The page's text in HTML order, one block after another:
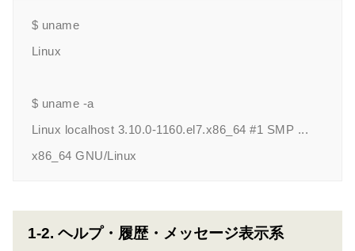
$ uname
Linux
$ uname -a
Linux localhost 3.10.0-1160.el7.x86_64 #1 SMP ...
1-2. ヘルプ・履歴・メッセージ表示系